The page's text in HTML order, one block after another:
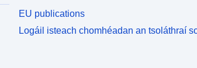
EU publications
Logáil isteach chomhéadan an tsoláthraí